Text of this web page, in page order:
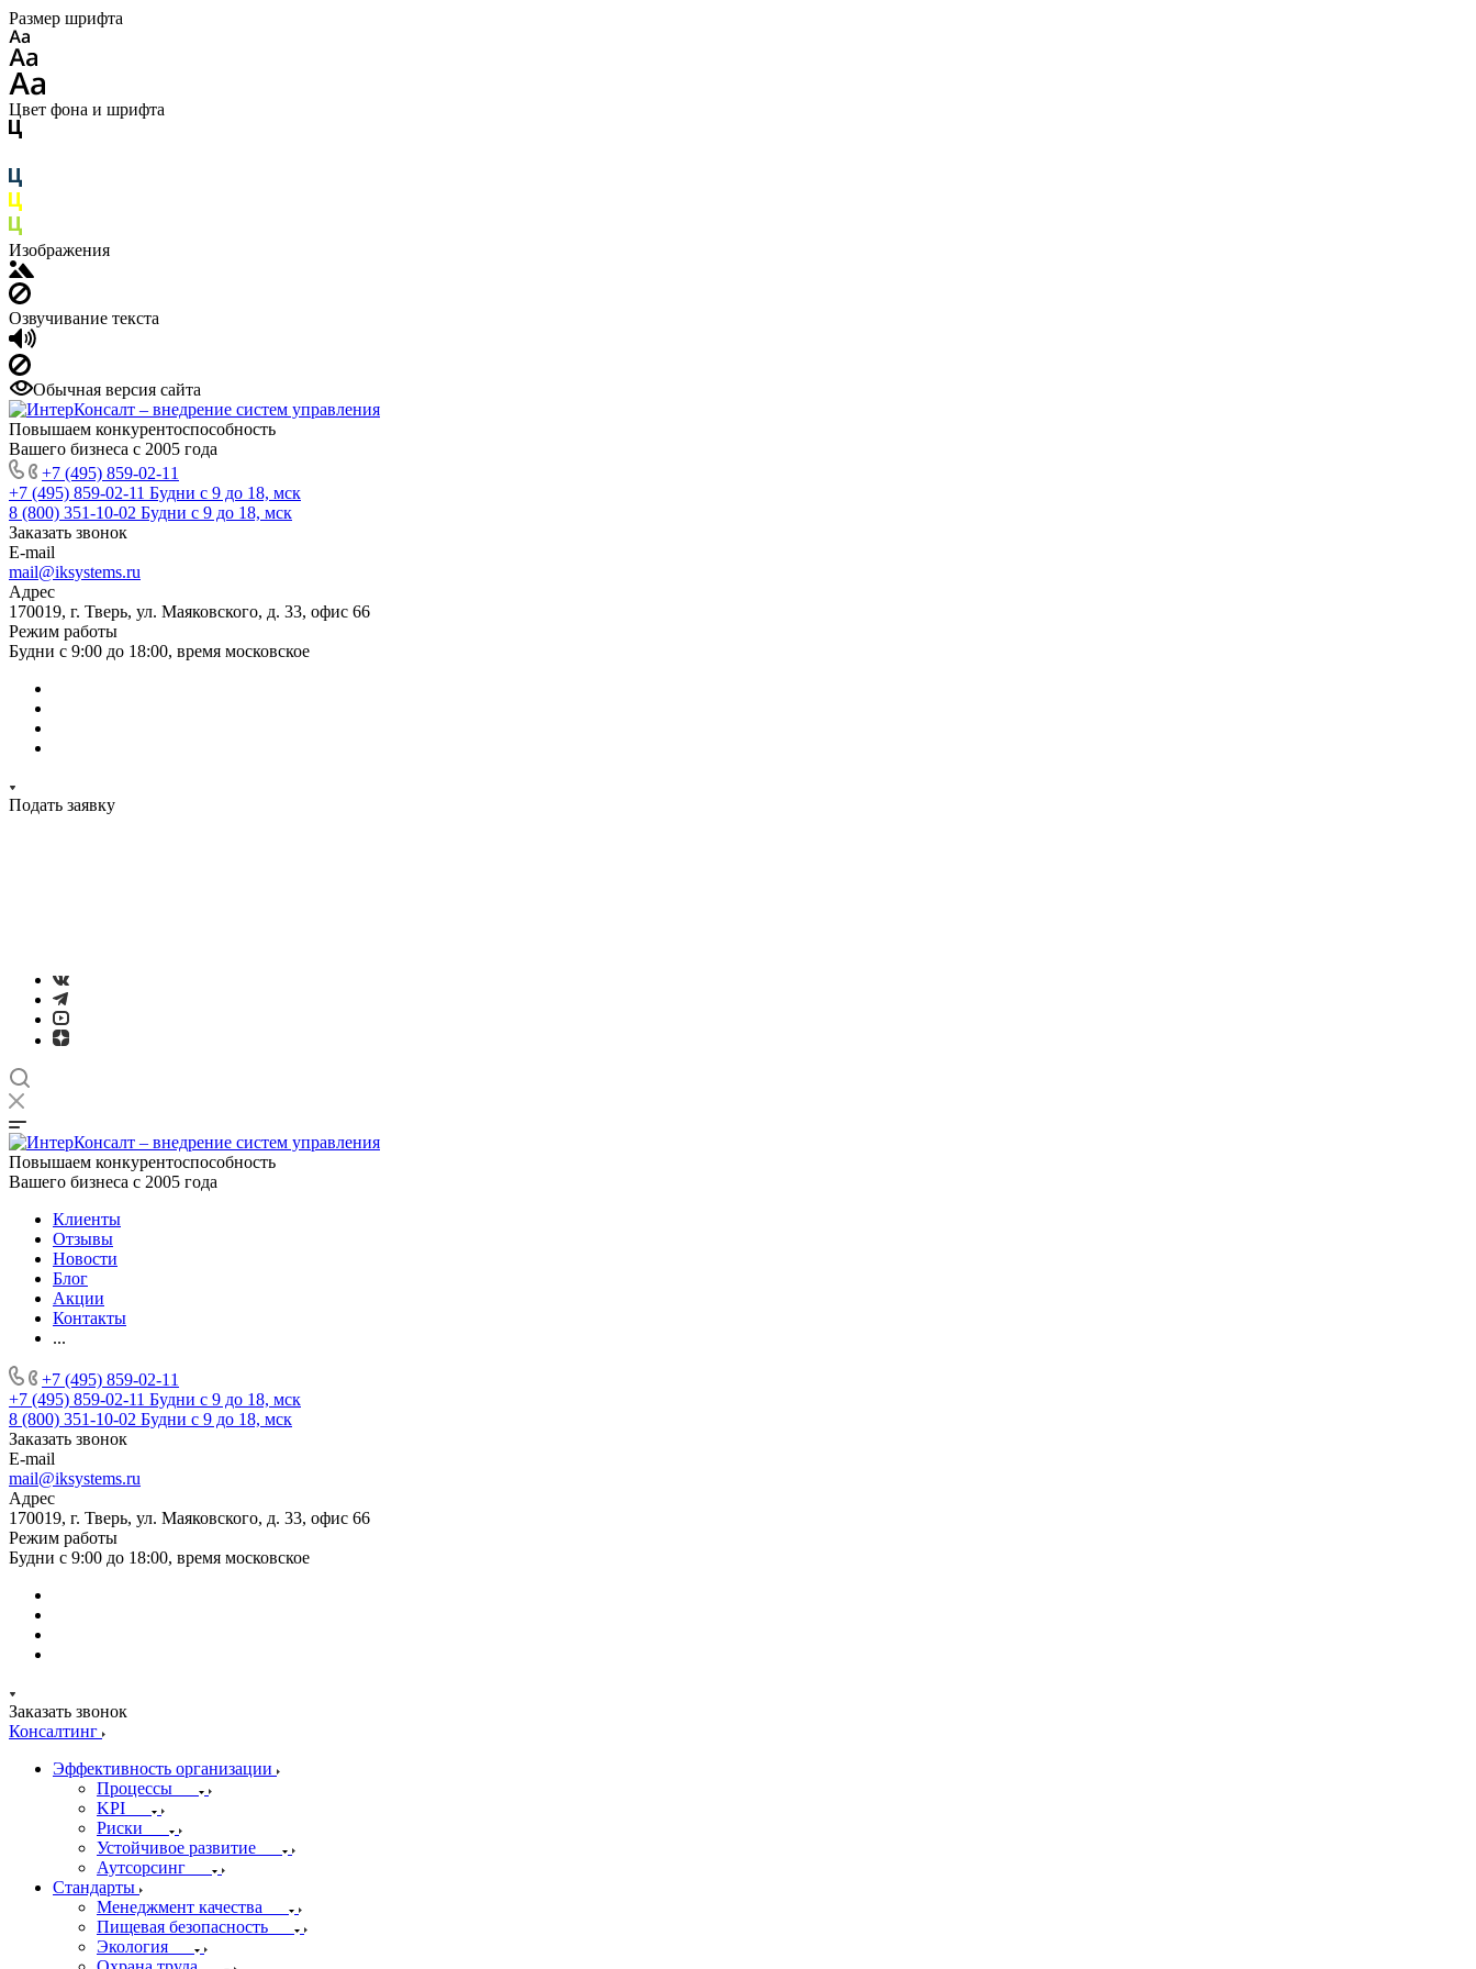
Размер шрифта
Цвет фона и шрифта
Изображения
Озвучивание текста
Обычная версия сайта
Повышаем конкурентоспособность
Вашего бизнеса с 2005 года
+7 (495) 859-02-11
+7 (495) 859-02-11 Будни с 9 до 18, мск
8 (800) 351-10-02 Будни с 9 до 18, мск
Заказать звонок
E-mail
mail@iksystems.ru
Адрес
170019, г. Тверь, ул. Маяковского, д. 33, офис 66
Режим работы
Будни с 9:00 до 18:00, время московское
Подать заявку
Повышаем конкурентоспособность
Вашего бизнеса с 2005 года
Клиенты
Отзывы
Новости
Блог
Акции
Контакты
...
+7 (495) 859-02-11
+7 (495) 859-02-11 Будни с 9 до 18, мск
8 (800) 351-10-02 Будни с 9 до 18, мск
Заказать звонок
E-mail
mail@iksystems.ru
Адрес
170019, г. Тверь, ул. Маяковского, д. 33, офис 66
Режим работы
Будни с 9:00 до 18:00, время московское
Заказать звонок
Консалтинг
Эффективность организации
Процессы
KPI
Риски
Устойчивое развитие
Аутсорсинг
Стандарты
Менеджмент качества
Пищевая безопасность
Экология